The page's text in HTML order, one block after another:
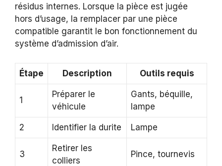
résidus internes. Lorsque la pièce est jugée
hors d’usage, la remplacer par une pièce
compatible garantit le bon fonctionnement du
système d’admission d’air.
Étape Description Outils requis
1
Préparer le
véhicule
Gants, béquille,
lampe
2 Identifier la durite Lampe
3
Retirer les
colliers
Pince, tournevis